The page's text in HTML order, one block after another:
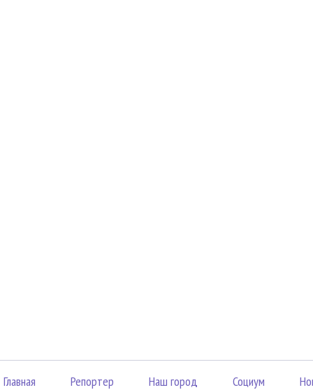
Главная Репортер Наш город Социум